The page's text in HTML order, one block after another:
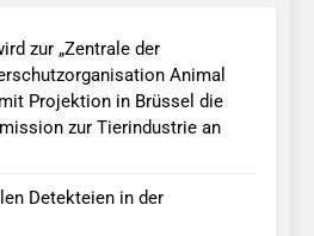
zur „Zentrale der
Animal
Projektion in Brüssel die
zur Tierindustrie an
Detekteien in der